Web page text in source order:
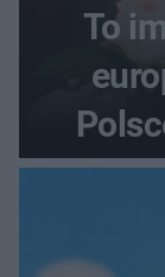
To